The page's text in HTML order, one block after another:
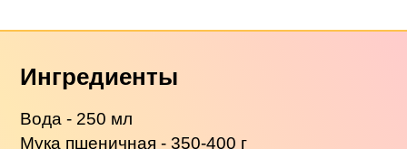
Ингредиенты
Вода - 250 мл
Мука пшеничная - 350-400 г